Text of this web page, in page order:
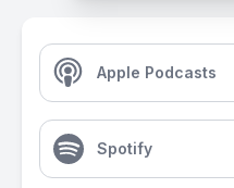
Apple Podcasts
Spotify